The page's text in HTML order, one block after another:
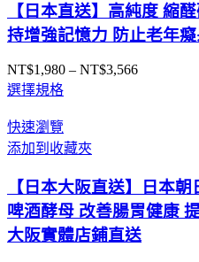
【日本直送】高純度 縮
持增強記憶力 防止老年
NT$1,980 – NT$3,566價
NT$3,566
選擇規格
快速瀏覽
添加到收藏夾
【日本大阪直送】日本
啤酒酵母 改善腸胃健康
大阪實體店鋪直送